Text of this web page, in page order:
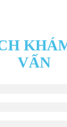
VẤN